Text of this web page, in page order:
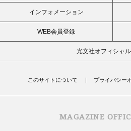
インフォメーション
WEB会員登録
光文社オフィシャ
このサイトについて プライバシー
MAGAZINE